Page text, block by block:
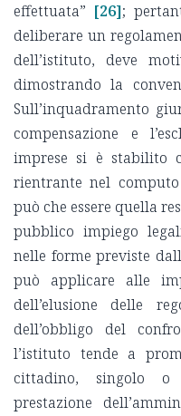
effettuata” [26];
deliberare un
dell’istituto, deve
dimostrando la
Sull’inquadramento
compensazione e
imprese si è stabilito
rientrante nel
può che essere quella
pubblico impiego
nelle forme previste
può applicare alle
dell’elusione delle
dell’obbligo del
l’istituto tende a
cittadino, singolo
prestazione